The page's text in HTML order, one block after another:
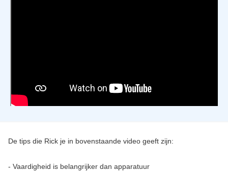
De tips die Rick je in bovenstaande video geeft zijn:
- Vaardigheid is belangrijker dan apparatuur